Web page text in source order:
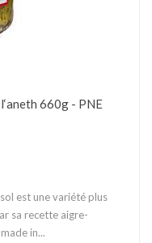
660g - PNE
est une variété plus
sa recette aigre-
in...